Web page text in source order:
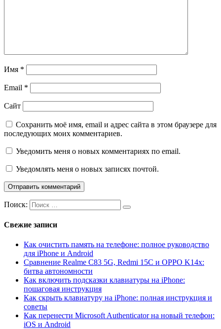
Имя *
Email *
Сайт
Сохранить моё имя, email и адрес сайта в этом браузере для
последующих моих комментариев.
Уведомить меня о новых комментариях по email.
Уведомлять меня о новых записях почтой.
Поиск:
Свежие записи
Как очистить память на телефоне: полное руководство
для iPhone и Android
Сравнение Realme C83 5G, Redmi 15C и OPPO K14x:
битва автономности
Как включить подсказки клавиатуры на iPhone:
пошаговая инструкция
Как скрыть клавиатуру на iPhone: полная инструкция и
советы
Как перенести Microsoft Authenticator на новый телефон:
iOS и Android